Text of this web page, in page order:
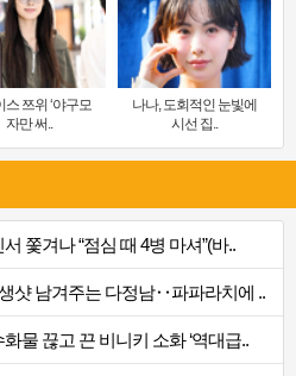
스 쯔위 ‘야구모
자만 써..
나나, 도회적인 눈빛에
시선 집..
쫓겨나 “점심 때 4병 마셔”(바..
샷 남겨주는 다정남‥파파라치에 ..
물 끊고 끈 비니키 소화 ‘역대급..